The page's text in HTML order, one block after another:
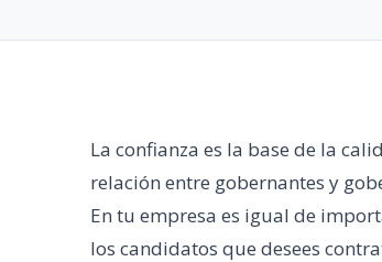
La confianza es la base de la
relación entre gobernantes y
En tu empresa es igual de
los candidatos que desees